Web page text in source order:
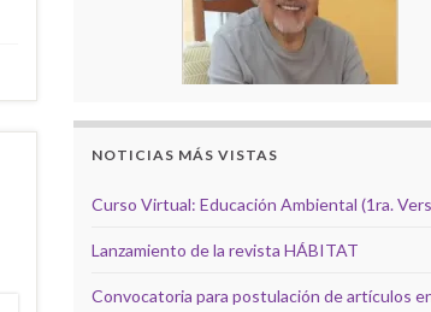
NOTICIAS MÁS VISTAS
Curso Virtual: Educación Ambiental (1ra.
Lanzamiento de la revista HÁBITAT
Convocatoria para postulación de artículos